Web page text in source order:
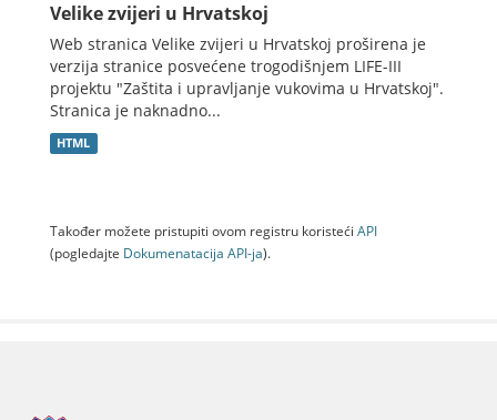
Velike zvijeri u Hrvatskoj
Web stranica Velike zvijeri u Hrvatskoj proširena je
verzija stranice posvećene trogodišnjem LIFE-III
projektu "Zaštita i upravljanje vukovima u Hrvatskoj".
Stranica je naknadno...
HTML
Također možete pristupiti ovom registru koristeći API
(pogledajte Dokumenаtаcijа API-jа).